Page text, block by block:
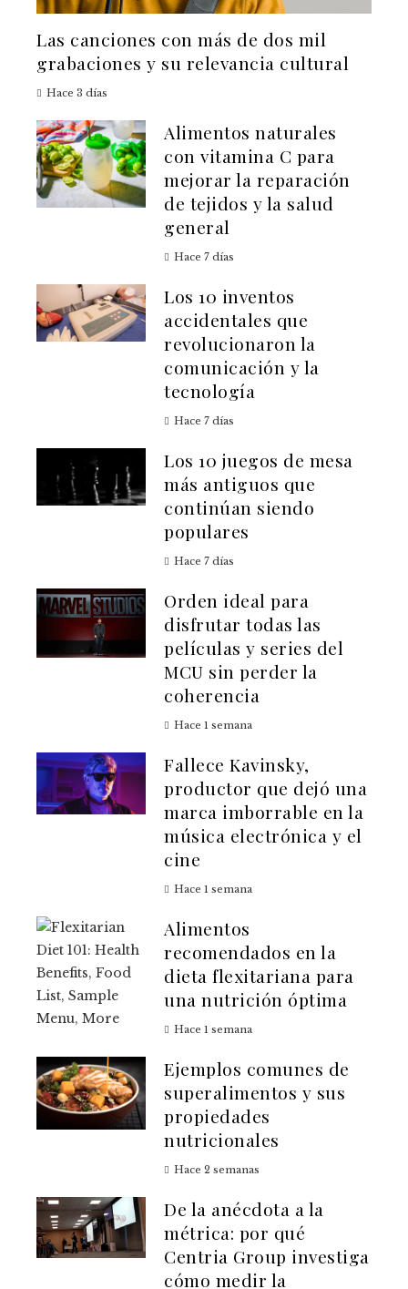
Las canciones con más de dos mil
grabaciones y su relevancia cultural
Hace 3 días
Alimentos naturales
con vitamina C para
mejorar la reparación
de tejidos y la salud
general
Hace 7 días
Los 10 inventos
accidentales que
revolucionaron la
comunicación y la
tecnología
Hace 7 días
Los 10 juegos de mesa
más antiguos que
continúan siendo
populares
Hace 7 días
Orden ideal para
disfrutar todas las
películas y series del
MCU sin perder la
coherencia
Hace 1 semana
Fallece Kavinsky,
productor que dejó una
marca imborrable en la
música electrónica y el
cine
Hace 1 semana
Alimentos
recomendados en la
dieta flexitariana para
una nutrición óptima
Hace 1 semana
Ejemplos comunes de
superalimentos y sus
propiedades
nutricionales
Hace 2 semanas
De la anécdota a la
métrica: por qué
Centria Group investiga
cómo medir la